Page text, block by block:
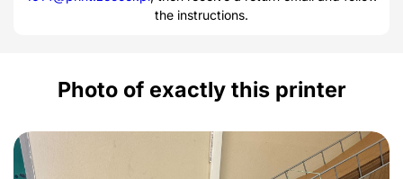
the instructions.
Photo of exactly this printer